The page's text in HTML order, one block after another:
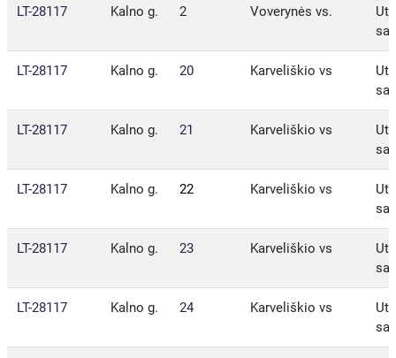
LT-28117 Kalno g. 2 Voverynės vs.
LT-28117 Kalno g. 20 Karveliškio vs
LT-28117 Kalno g. 21 Karveliškio vs
LT-28117 Kalno g. 22 Karveliškio vs
LT-28117 Kalno g. 23 Karveliškio vs
LT-28117 Kalno g. 24 Karveliškio vs